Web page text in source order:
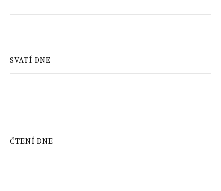
SVATÍ DNE
ČTENÍ DNE